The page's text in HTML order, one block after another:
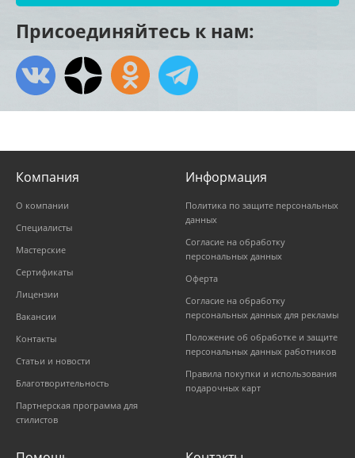
Присоединяйтесь к нам:
Компания
О компании
Специалисты
Мастерские
Сертификаты
Лицензии
Вакансии
Контакты
Статьи и новости
Благотворительность
Партнерская программа для
стилистов
Информация
Политика по защите персональных
данных
Согласие на обработку
персональных данных
Оферта
Согласие на обработку
персональных данных для рекламы
Положение об обработке и защите
персональных данных работников
Правила покупки и использования
подарочных карт